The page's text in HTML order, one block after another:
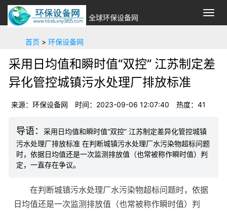
切
换
全球环保设备网
首页 > 环保设备网
采用日均值和瞬时值“双控” 江苏制定差
异化管控城镇污水处理厂排放标准
来源：环保设备网 时间：2023-09-06 12:07:40 热度：41
采用日均值和瞬时值“双控” 江苏制定差异化管控城镇
污水处理厂排放标准 在判断城镇污水处理厂水污染物超标问题
时，依据日均值还是一次监测排放值（也常被称作瞬时值）判
定，一直存在争议。
在判断城镇污水处理厂水污染物超标问题时，依据
日均值还是一次监测排放值（也常被称作瞬时值）判